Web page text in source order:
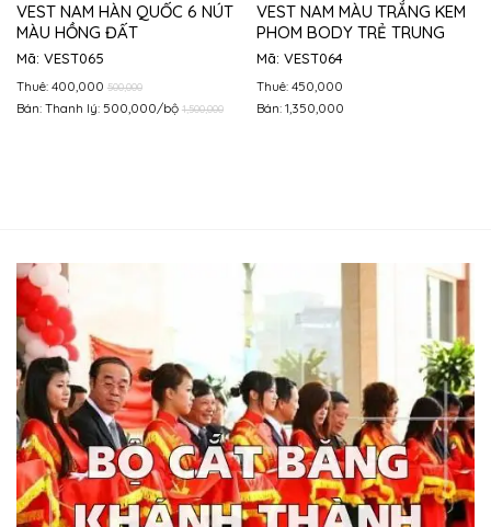
VEST NAM HÀN QUỐC 6 NÚT
MÀU HỒNG ĐẤT
Mã: VEST065
Thuê: 400,000 500,000
Bán: Thanh lý: 500,000/bộ 1,500,000
VEST NAM MÀU TRẮNG KEM
PHOM BODY TRẺ TRUNG
Mã: VEST064
Thuê: 450,000
Bán: 1,350,000